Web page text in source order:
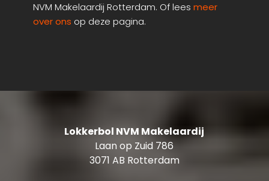
NVM Makelaardij Rotterdam. Of lees meer
over ons op deze pagina.
Lokkerbol NVM Makelaardij
Laan op Zuid 786
3071 AB Rotterdam